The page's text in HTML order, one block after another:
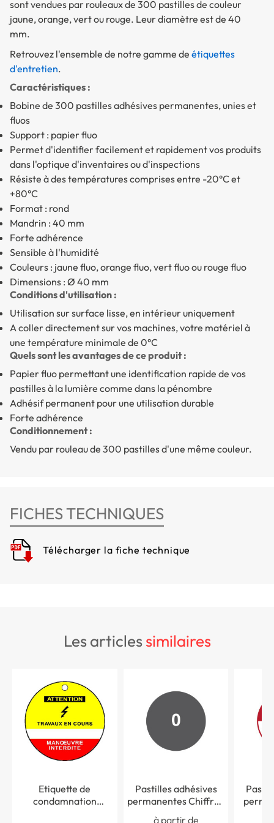
sont vendues par rouleaux de 300 pastilles de couleur
jaune, orange, vert ou rouge. Leur diamètre est de 40
mm.
Retrouvez l'ensemble de notre gamme de étiquettes
d'entretien.
Caractéristiques :
Bobine de 300 pastilles adhésives permanentes, unies et
fluos
Support : papier fluo
Permet d'identifier facilement et rapidement vos produits
dans l'optique d'inventaires ou d'inspections
Résiste à des températures comprises entre -20°C et
+80°C
Format : rond
Mandrin : 40 mm
Forte adhérence
Sensible à l'humidité
Couleurs : jaune fluo, orange fluo, vert fluo ou rouge fluo
Dimensions : Ø 40 mm
Conditions d'utilisation :
Utilisation sur surface lisse, en intérieur uniquement
A coller directement sur vos machines, votre matériel à
une température minimale de 0°C
Quels sont les avantages de ce produit :
Papier fluo permettant une identification rapide de vos
pastilles à la lumière comme dans la pénombre
Adhésif permanent pour une utilisation durable
Forte adhérence
Conditionnement :
Vendu par rouleau de 300 pastilles d'une même couleur.
FICHES TECHNIQUES
Télécharger la fiche technique
les articlessimilaires
Etiquette de
condamnation
Pastilles adhésives
permanentes Chiffre -
Dim. Ø 40 mm -
à partir de